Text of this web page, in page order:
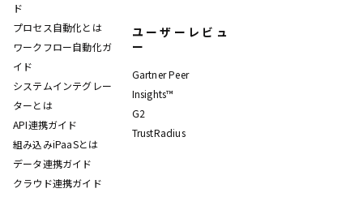
ド
プロセス自動化とは
ワークフロー自動化ガ
イド
システムインテグレー
ターとは
API連携ガイド
組み込みiPaaSとは
データ連携ガイド
クラウド連携ガイド
ユーザーレビュ
ー
Gartner Peer
Insights™
G2
TrustRadius